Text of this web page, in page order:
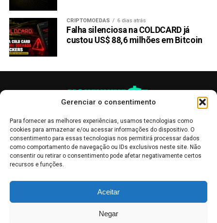
Gerenciar o consentimento
Para fornecer as melhores experiências, usamos tecnologias como
cookies para armazenar e/ou acessar informações do dispositivo. O
consentimento para essas tecnologias nos permitirá processar dados
como comportamento de navegação ou IDs exclusivos neste site. Não
consentir ou retirar o consentimento pode afetar negativamente certos
recursos e funções.
Aceitar
Negar
CRIPTOMOEDAS 6 dias atrás
Falha silenciosa na COLDCARD já
custou US$ 88,6 milhões em Bitcoin
informativo, servindo como boletins de divulgação, e não devem ser
interpretadas como recomendações de investimento.Leia mais
Bolsa de Valores